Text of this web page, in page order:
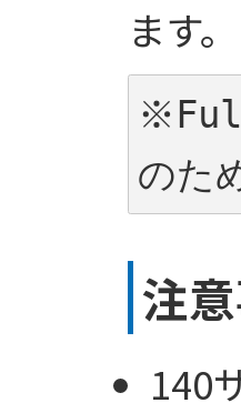
ます。
のた
注
140